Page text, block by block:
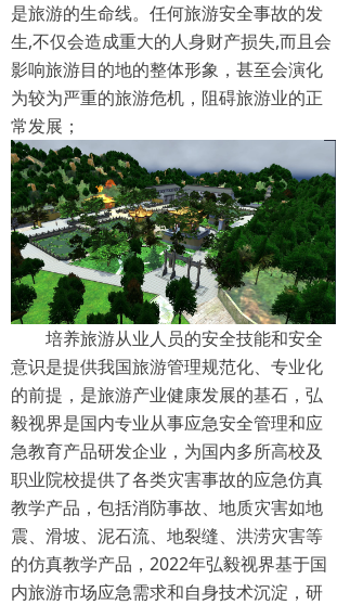
是旅游的生命线。任何旅游安全事故的发
生,不仅会造成重大的人身财产损失,而且会
影响旅游目的地的整体形象，甚至会演化
为较为严重的旅游危机，阻碍旅游业的正
常发展；
培养旅游从业人员的安全技能和安全
意识是提供我国旅游管理规范化、专业化
的前提，是旅游产业健康发展的基石，弘
毅视界是国内专业从事应急安全管理和应
急教育产品研发企业，为国内多所高校及
职业院校提供了各类灾害事故的应急仿真
教学产品，包括消防事故、地质灾害如地
震、滑坡、泥石流、地裂缝、洪涝灾害等
的仿真教学产品，2022年弘毅视界基于国
内旅游市场应急需求和自身技术沉淀，研